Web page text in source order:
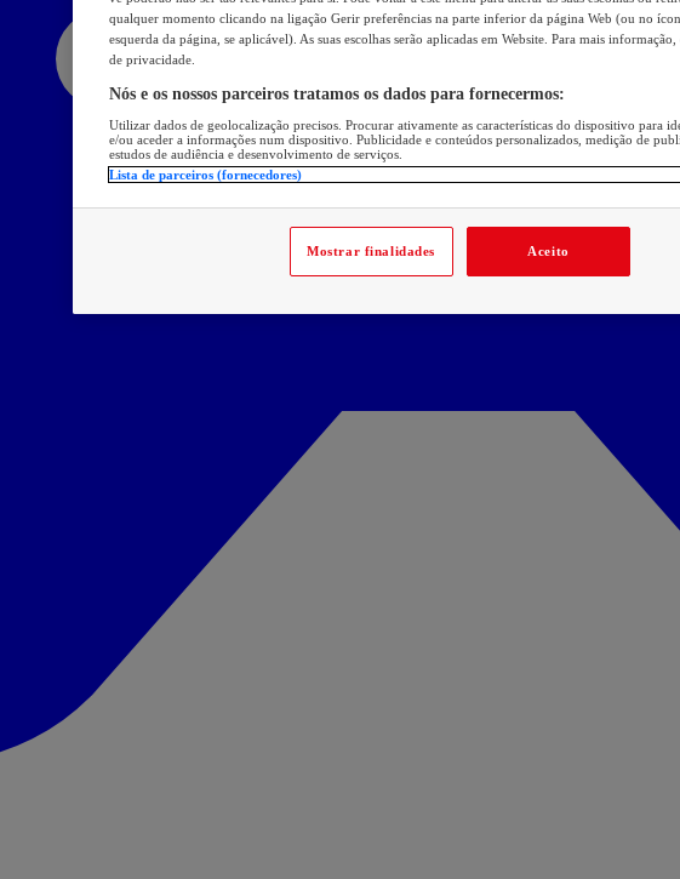
qualquer momento clicando na ligação Gerir preferências na parte inferior da página Web (ou no
esquerda da página, se aplicável). As suas escolhas serão aplicadas em Website. Para mais
de privacidade.
Nós e os nossos parceiros tratamos os dados para fornecermos:
Utilizar dados de geolocalização precisos. Procurar ativamente as características do dispositivo para
e/ou aceder a informações num dispositivo. Publicidade e conteúdos personalizados, medição de
estudos de audiência e desenvolvimento de serviços.
Lista de parceiros (fornecedores)
Mostrar finalidades Aceito